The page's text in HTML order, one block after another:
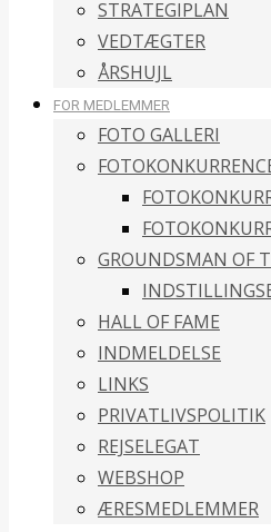
STRATEGIPLAN
VEDTÆGTER
ÅRSHUJL
FOR MEDLEMMER
FOTO GALLERI
GROUNDSMAN OF
HALL OF FAME
INDMELDELSE
LINKS
PRIVATLIVSPOLITIK
REJSELEGAT
WEBSHOP
ÆRESMEDLEMMER